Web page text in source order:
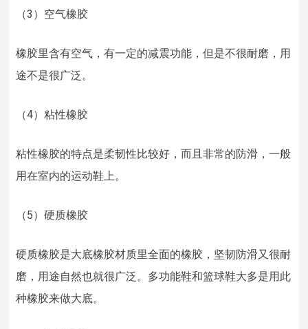
（3）空气橡胶
橡胶里含有空气，有一定的减震功能，但是不很耐磨，用
途不是很广泛。
（4）粘性橡胶
粘性橡胶的特点是柔韧性比较好，而且非常的防滑，一般
用在室内的运动鞋上。
（5）硬质橡胶
硬质橡胶是大底橡胶材质里全面的橡胶，坚韧防滑又很耐
磨，用途自然也就很广泛。多功能鞋和篮球鞋大多是用此
种橡胶来做大底。